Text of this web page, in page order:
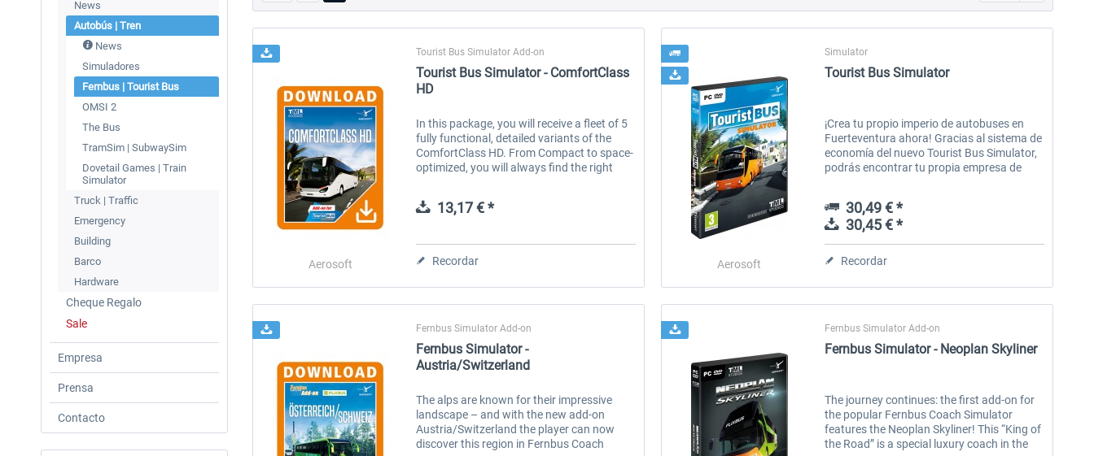
News
Autobús | Tren
News
Simuladores
Fernbus | Tourist Bus
OMSI 2
The Bus
TramSim | SubwaySim
Dovetail Games | Train
Simulator
Truck | Traffic
Emergency
Building
Barco
Hardware
Cheque Regalo
Sale
Empresa
Prensa
Contacto
Aerosoft
Tourist Bus Simulator Add-on
Tourist Bus Simulator - ComfortClass
HD
In this package, you will receive a fleet of 5
fully functional, detailed variants of the
ComfortClass HD. From Compact to space-
optimized, you will always find the right
driving your ambitious...
13,17 € *
Recordar Aerosoft
Simulator
Tourist Bus Simulator
¡Crea tu propio imperio de autobuses en
Fuerteventura ahora! Gracias al sistema de
economía del nuevo Tourist Bus Simulator,
podrás encontrar tu propia empresa de
30,49 € *
30,45 € *
Recordar
Fernbus Simulator Add-on
Fernbus Simulator -
Austria/Switzerland
The alps are known for their impressive
landscape – and with the new add-on
Austria/Switzerland the player can now
discover this region in Fernbus Coach
Fernbus Simulator Add-on
Fernbus Simulator - Neoplan Skyliner
The journey continues: the first add-on for
the popular Fernbus Coach Simulator
features the Neoplan Skyliner! This “King of
the Road” is a special luxury coach in the